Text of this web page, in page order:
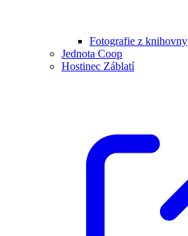
Fotografie z knihovny
Jednota Coop
Hostinec Záblatí